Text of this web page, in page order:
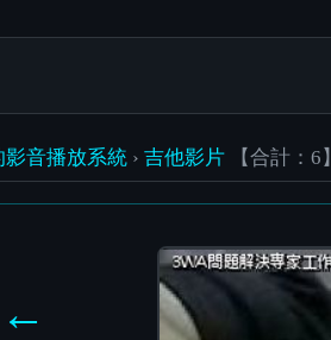
影音播放系統 › 吉他影片 【合計：6】
←